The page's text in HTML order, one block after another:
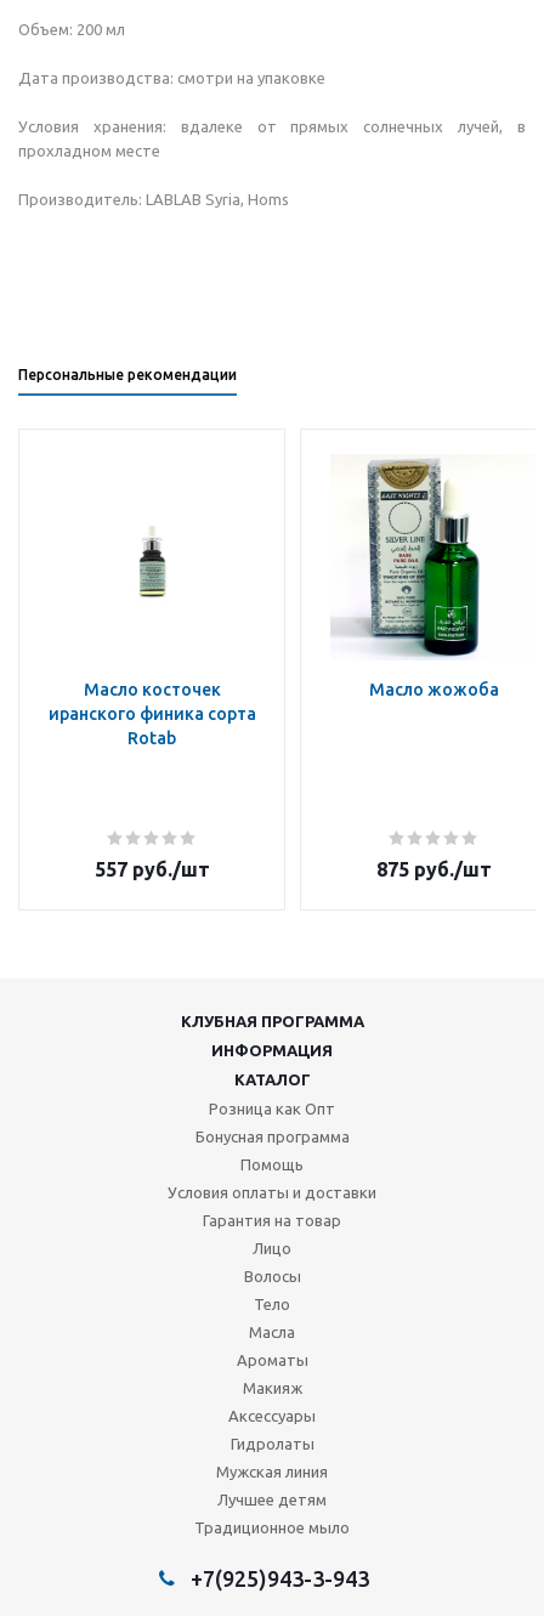
Объем: 200 мл
Дата производства: смотри на упаковке
Условия хранения: вдалеке от прямых солнечных лучей, в
прохладном месте
Производитель: LABLAB Syria, Homs
Персональные рекомендации
Масло косточек
иранского финика сорта
Rotab
557руб./шт
Масло жожоба
875руб./шт
КЛУБНАЯ ПРОГРАММА
ИНФОРМАЦИЯ
КАТАЛОГ
Розница как Опт
Бонусная программа
Помощь
Условия оплаты и доставки
Гарантия на товар
Лицо
Волосы
Тело
Масла
Ароматы
Макияж
Аксессуары
Гидролаты
Мужская линия
Лучшее детям
Традиционное мыло
+7(925)943-3-943